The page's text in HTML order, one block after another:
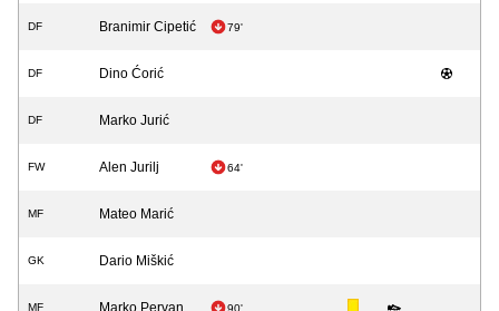
DF Branimir Cipetić 79'
DF Dino Ćorić
DF Marko Jurić
FW Alen Jurilj 64'
MF Mateo Marić
GK Dario Miškić
MF Marko Pervan 90'